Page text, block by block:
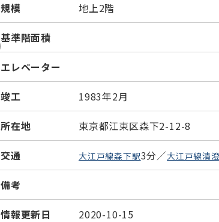
規模 地上2階
基準階面積
エレベーター
竣工 1983年2月
所在地 東京都江東区森下2-12-8
交通 大江戸線森下駅3分／大江戸線清
備考
情報更新日 2020-10-15